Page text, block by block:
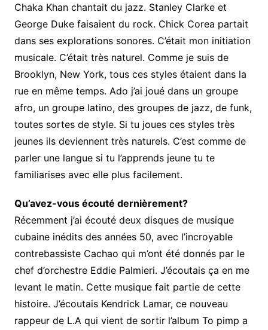
Chaka Khan chantait du jazz. Stanley Clarke et
George Duke faisaient du rock. Chick Corea partait
dans ses explorations sonores. C’était mon initiation
musicale. C’était très naturel. Comme je suis de
Brooklyn, New York, tous ces styles étaient dans la
rue en même temps. Ado j’ai joué dans un groupe
afro, un groupe latino, des groupes de jazz, de funk,
toutes sortes de style. Si tu joues ces styles très
jeunes ils deviennent très naturels. C’est comme de
parler une langue si tu l’apprends jeune tu te
familiarises avec elle plus facilement.
Qu’avez-vous écouté dernièrement?
Récemment j’ai écouté deux disques de musique
cubaine inédits des années 50, avec l’incroyable
contrebassiste Cachao qui m’ont été donnés par le
chef d’orchestre Eddie Palmieri. J’écoutais ça en me
levant le matin. Cette musique fait partie de cette
histoire. J’écoutais Kendrick Lamar, ce nouveau
rappeur de L.A qui vient de sortir l’album To pimp a